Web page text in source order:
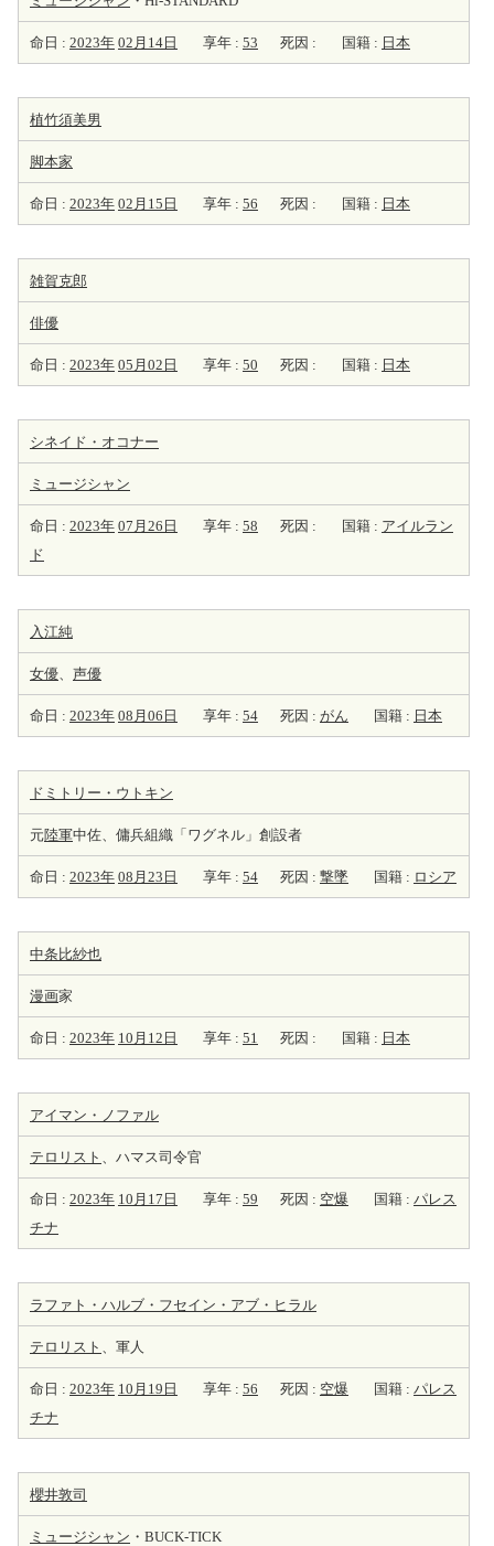
命日 : 2023年 02月14日 享年 : 53 死因 : 国籍 : 日本
植竹須美男
脚本家
命日 : 2023年 02月15日 享年 : 56 死因 : 国籍 : 日本
雑賀克郎
俳優
命日 : 2023年 05月02日 享年 : 50 死因 : 国籍 : 日本
シネイド・オコナー
ミュージシャン
命日 : 2023年 07月26日 享年 : 58 死因 : 国籍 : アイルラン
ド
入江純
女優、 声優
命日 : 2023年 08月06日 享年 : 54 死因 : がん 国籍 : 日本
ドミトリー・ウトキン
元陸軍中佐、傭兵組織「ワグネル」創設者
命日 : 2023年 08月23日 享年 : 54 死因 : 撃墜 国籍 : ロシア
中条比紗也
漫画家
命日 : 2023年 10月12日 享年 : 51 死因 : 国籍 : 日本
アイマン・ノファル
テロリスト 、ハマス司令官
命日 : 2023年 10月17日 享年 : 59 死因 : 空爆 国籍 : パレス
チナ
ラファト・ハルブ・フセイン・アブ・ヒラル
テロリスト 、軍人
命日 : 2023年 10月19日 享年 : 56 死因 : 空爆 国籍 : パレス
チナ
櫻井敦司
ミュージシャン ・BUCK-TICK